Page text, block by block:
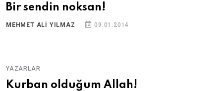
Bir sendin noksan!
MEHMET ALI YILMAZ 09.01.2014
YAZARLAR
Kurban olduğum Allah!